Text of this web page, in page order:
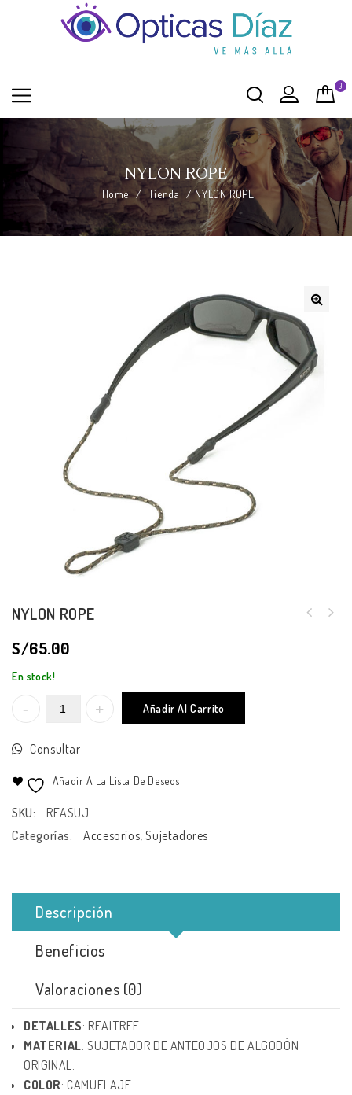
0
NYLON ROPE
Home / Tienda /NYLON ROPE
NYLON ROPE
S/65.00
En stock!
Añadir Al Carrito
Consultar
Añadir A La Lista De Deseos
SKU:
REASUJ
Categorías:
Accesorios,Sujetadores
Descripción
Beneficios
Valoraciones (0)
DETALLES: REALTREE
MATERIAL: SUJETADOR DE ANTEOJOS DE ALGODÓN
ORIGINAL.
COLOR: CAMUFLAJE